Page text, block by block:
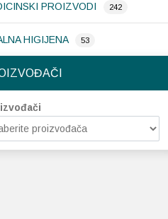
PROIZVODI 242
HIGIJENA 53